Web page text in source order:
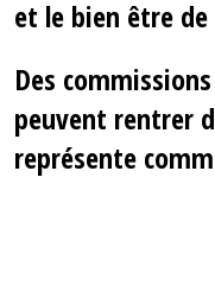
et le bien être
Des
peuvent rentrer
représente